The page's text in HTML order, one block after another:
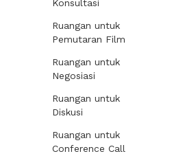
Konsultasi
Ruangan untuk
Pemutaran Film
Ruangan untuk
Negosiasi
Ruangan untuk
Diskusi
Ruangan untuk
Conference Call